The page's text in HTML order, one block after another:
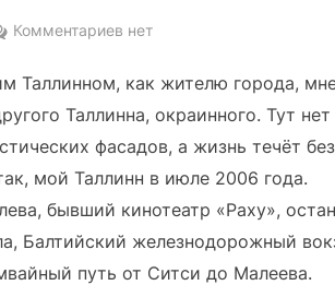
Комментариев к
Таллинн.
Июль
нет
Таллинном, как жителю города,
Таллинна, окраинного. Тут нет
фасадов, а жизнь течёт без
мой Таллинн в июле 2006 года.
бывший кинотеатр «Раху»,
Балтийский железнодорожный
путь от Ситси до Малеева.